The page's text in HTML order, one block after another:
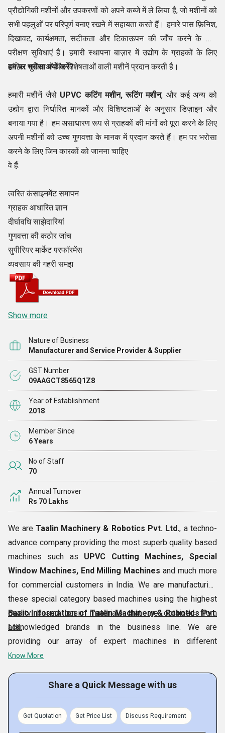
प्रौद्योगिकी मशीनों और उपकरणों को अपने कब्जे में ले लिया है, जो मशीनों को
सभी पहलुओं पर परिपूर्ण बनाए रखने में सहायता करते हैं। हमारे पास फ़िनिश,
दिखावट, कार्यक्षमता, सटीकता और टिकाऊपन की जाँच करने के लिए
परीक्षण सुविधाएं हैं। हमारी स्थापना बाज़ार में उद्योग के ग्राहकों के लिए
वांछित सुविधाओं और विशेषताओं वाली मशीनें प्रदान करती है।
हम पर भरोसा क्यों करें?
हमारी मशीनें जैसे UPVC कटिंग मशीन, रूटिंग मशीन, और कई अन्य को
उद्योग द्वारा निर्धारित मानकों और विशिष्टताओं के अनुसार डिज़ाइन और
बनाया गया है। हम असाधारण रूप से ग्राहकों की मांगों को पूरा करने के लिए
अपनी मशीनों को उच्च गुणवत्ता के मानक में प्रदान करते हैं। हम पर भरोसा
करने के लिए जिन कारकों को जानना चाहिए
वे हैं:
त्वरित कंसाइनमेंट समापन
ग्राहक आधारित ज्ञान
दीर्घावधि साझेदारियां
गुणवत्ता की कठोर जांच
सुपीरियर मार्केट परफॉरमेंस
व्यवसाय की गहरी समझ
Show more
Nature of Business
Manufacturer and Service Provider & Supplier
GST Number
09AAGCT8565Q1Z8
Year of Establishment
2018
Member Since
6 Years
No of Staff
70
Annual Turnover
Rs 70 Lakhs
We are Taalin Machinery & Robotics Pvt. Ltd., a techno-
advance company providing the most superb quality based
machines such as UPVC Cutting Machines, Special
Window Machines, End Milling Machines and much more
for commercial customers in India. We are manufacturing
these special category based machines using the highest
quality based basic materials that are obtained from
acknowledged brands in the business line. We are
providing our array of expert machines in different
specifications for providing customers several options to
Service
andMachinery Repair Service for interested
patrons. We are moving ahead under the guidance of our
leaders. Our parent company isTeleios Automation &
Engineering Services (I) Pvt. Ltd.
Basic Information of Taalin Machinery & Robotics Pvt.
Ltd.
Know More
Share a Quick Message with us
Get Quotation Get Price List Discuss Requirement